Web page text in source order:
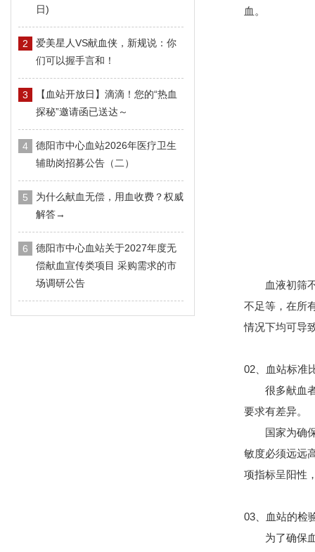
日)
2
爱美星人VS献血侠，新规说：你
们可以握手言和！
3
【血站开放日】滴滴！您的“热血
探秘”邀请函已送达～
4
德阳市中心血站2026年医疗卫生
辅助岗招募公告（二）
5
为什么献血无偿，用血收费？权威
解答→
6
德阳市中心血站关于2027年度无
偿献血宣传类项目 采购需求的市
场调研公告
血。
血液初筛
不足等，在所
情况下均可导
02、血站标准
很多献血
要求有差异。
国家为确
敏度必须远远
项指标呈阳性
03、血站的检
为了确保